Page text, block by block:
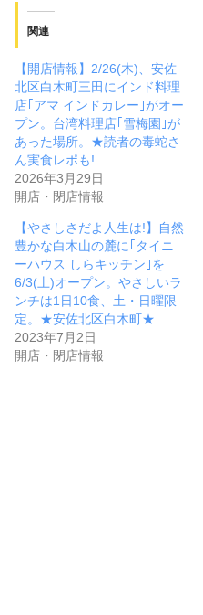
関連
【開店情報】2/26(木)、安佐
北区白木町三田にインド料理
店｢アマ インドカレー｣がオー
プン。台湾料理店｢雪梅園｣が
あった場所。★読者の毒蛇さ
ん実食レポも!
2026年3月29日
開店・閉店情報
【やさしさだよ人生は!】自然
豊かな白木山の麓に｢タイニ
ーハウス しらキッチン｣を
6/3(土)オープン。やさしいラ
ンチは1日10食、土・日曜限
定。★安佐北区白木町★
2023年7月2日
開店・閉店情報